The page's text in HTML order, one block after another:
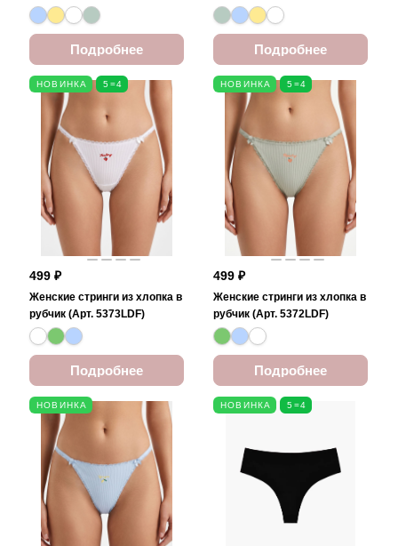
Подробнее Подробнее
НОВИНКА 5=4
499 ₽
Женские стринги из хлопка в
рубчик (Арт. 5373LDF)
Подробнее
НОВИНКА 5=4
499 ₽
Женские стринги из хлопка в
рубчик (Арт. 5372LDF)
Подробнее
НОВИНКА НОВИНКА 5=4